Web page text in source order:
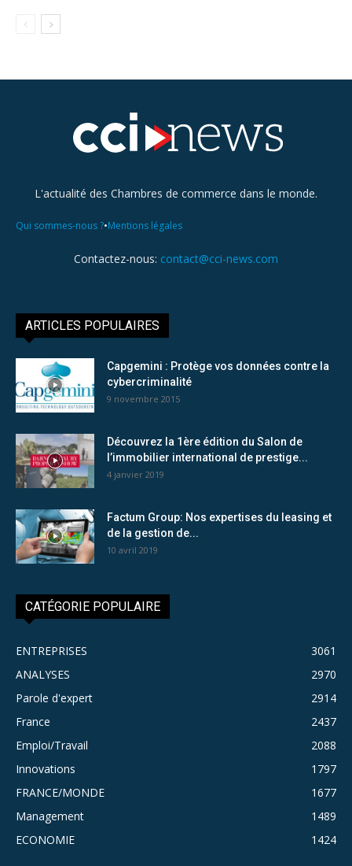
L'actualité des Chambres de commerce dans le monde.
Qui sommes-nous ?•Mentions légales
Contactez-nous: contact@cci-news.com
ARTICLES POPULAIRES
Capgemini : Protège vos données contre la
cybercriminalité
9 novembre 2015
Découvrez la 1ère édition du Salon de
l’immobilier international de prestige...
4 janvier 2019
Factum Group: Nos expertises du leasing et
de la gestion de...
10 avril 2019
CATÉGORIE POPULAIRE
ENTREPRISES
3061
ANALYSES
2970
Parole d'expert
2914
France
2437
Emploi/Travail
2088
Innovations
1797
FRANCE/MONDE
1677
Management
1489
ECONOMIE
1424